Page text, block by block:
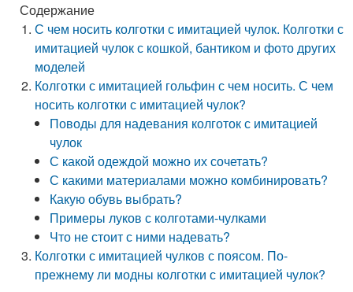
Содержание
С чем носить колготки с имитацией чулок. Колготки с
имитацией чулок с кошкой, бантиком и фото других
моделей
Колготки с имитацией гольфин с чем носить. С чем
носить колготки с имитацией чулок?
Поводы для надевания колготок с имитацией
чулок
С какой одеждой можно их сочетать?
С какими материалами можно комбинировать?
Какую обувь выбрать?
Примеры луков с колготами-чулками
Что не стоит с ними надевать?
Колготки с имитацией чулков с поясом. По-
прежнему ли модны колготки с имитацией чулок?